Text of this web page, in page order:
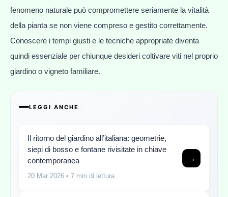
fenomeno naturale può compromettere seriamente la vitalità
della pianta se non viene compreso e gestito correttamente.
Conoscere i tempi giusti e le tecniche appropriate diventa
quindi essenziale per chiunque desideri coltivare viti nel proprio
giardino o vigneto familiare.
LEGGI ANCHE
Il ritorno del giardino all’italiana: geometrie,
siepi di bosso e fontane rivisitate in chiave
contemporanea
20 Mar 2026 • 7 min di lettura
→